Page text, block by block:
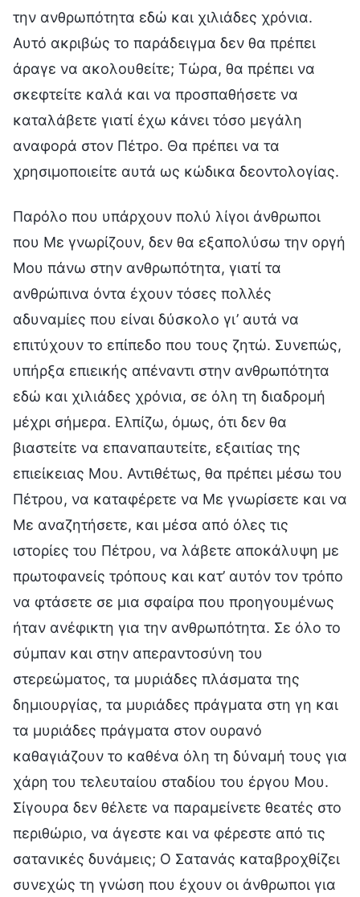
την ανθρωπότητα εδώ και χιλιάδες χρόνια.
Αυτό ακριβώς το παράδειγμα δεν θα πρέπει
άραγε να ακολουθείτε; Τώρα, θα πρέπει να
σκεφτείτε καλά και να προσπαθήσετε να
καταλάβετε γιατί έχω κάνει τόσο μεγάλη
αναφορά στον Πέτρο. Θα πρέπει να τα
χρησιμοποιείτε αυτά ως κώδικα δεοντολογίας.
Παρόλο που υπάρχουν πολύ λίγοι άνθρωποι
που Με γνωρίζουν, δεν θα εξαπολύσω την οργή
Μου πάνω στην ανθρωπότητα, γιατί τα
ανθρώπινα όντα έχουν τόσες πολλές
αδυναμίες που είναι δύσκολο γι’ αυτά να
επιτύχουν το επίπεδο που τους ζητώ. Συνεπώς,
υπήρξα επιεικής απέναντι στην ανθρωπότητα
εδώ και χιλιάδες χρόνια, σε όλη τη διαδρομή
μέχρι σήμερα. Ελπίζω, όμως, ότι δεν θα
βιαστείτε να επαναπαυτείτε, εξαιτίας της
επιείκειας Μου. Αντιθέτως, θα πρέπει μέσω του
Πέτρου, να καταφέρετε να Με γνωρίσετε και να
Με αναζητήσετε, και μέσα από όλες τις
ιστορίες του Πέτρου, να λάβετε αποκάλυψη με
πρωτοφανείς τρόπους και κατ’ αυτόν τον τρόπο
να φτάσετε σε μια σφαίρα που προηγουμένως
ήταν ανέφικτη για την ανθρωπότητα. Σε όλο το
σύμπαν και στην απεραντοσύνη του
στερεώματος, τα μυριάδες πλάσματα της
δημιουργίας, τα μυριάδες πράγματα στη γη και
τα μυριάδες πράγματα στον ουρανό
καθαγιάζουν το καθένα όλη τη δύναμή τους για
χάρη του τελευταίου σταδίου του έργου Μου.
Σίγουρα δεν θέλετε να παραμείνετε θεατές στο
περιθώριο, να άγεστε και να φέρεστε από τις
σατανικές δυνάμεις; Ο Σατανάς καταβροχθίζει
συνεχώς τη γνώση που έχουν οι άνθρωποι για